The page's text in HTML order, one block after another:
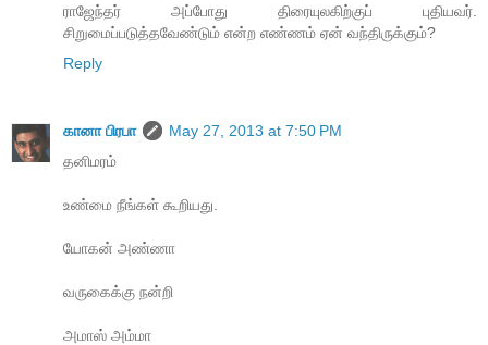
ராஜேந்தர் அப்போது திரையுலகிற்குப் புதியவர்.
சிறுமைப்படுத்தவேண்டும் என்ற எண்ணம் ஏன் வந்திருக்கும்?
Reply
கானா பிரபா
May 27, 2013 at 7:50 PM
தனிமரம்
உண்மை நீங்கள் கூறியது.
யோகன் அண்ணா
வருகைக்கு நன்றி
அமாஸ் அம்மா